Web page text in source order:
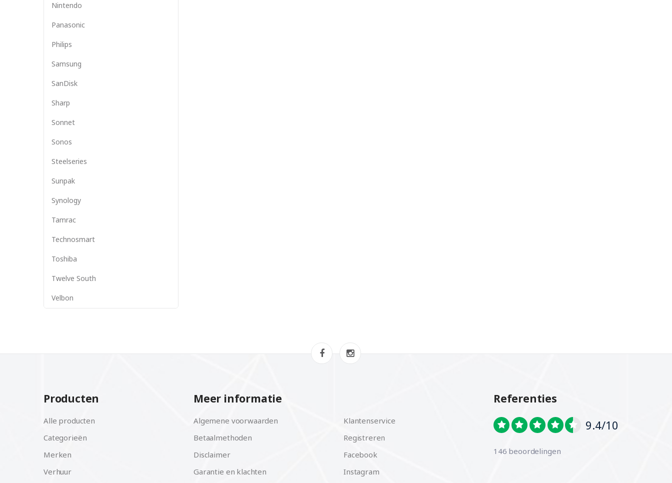
Nintendo
Panasonic
Philips
Samsung
SanDisk
Sharp
Sonnet
Sonos
Steelseries
Sunpak
Synology
Tamrac
Technosmart
Toshiba
Twelve South
Velbon
Producten
Alle producten
Categorieën
Merken
Verhuur
Meer informatie
Algemene voorwaarden
Betaalmethoden
Disclaimer
Garantie en klachten
Klantenservice
Registreren
Facebook
Instagram
Referenties
9.4/10
146 beoordelingen